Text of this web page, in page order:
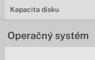
Kapacita disku
Operačný systém